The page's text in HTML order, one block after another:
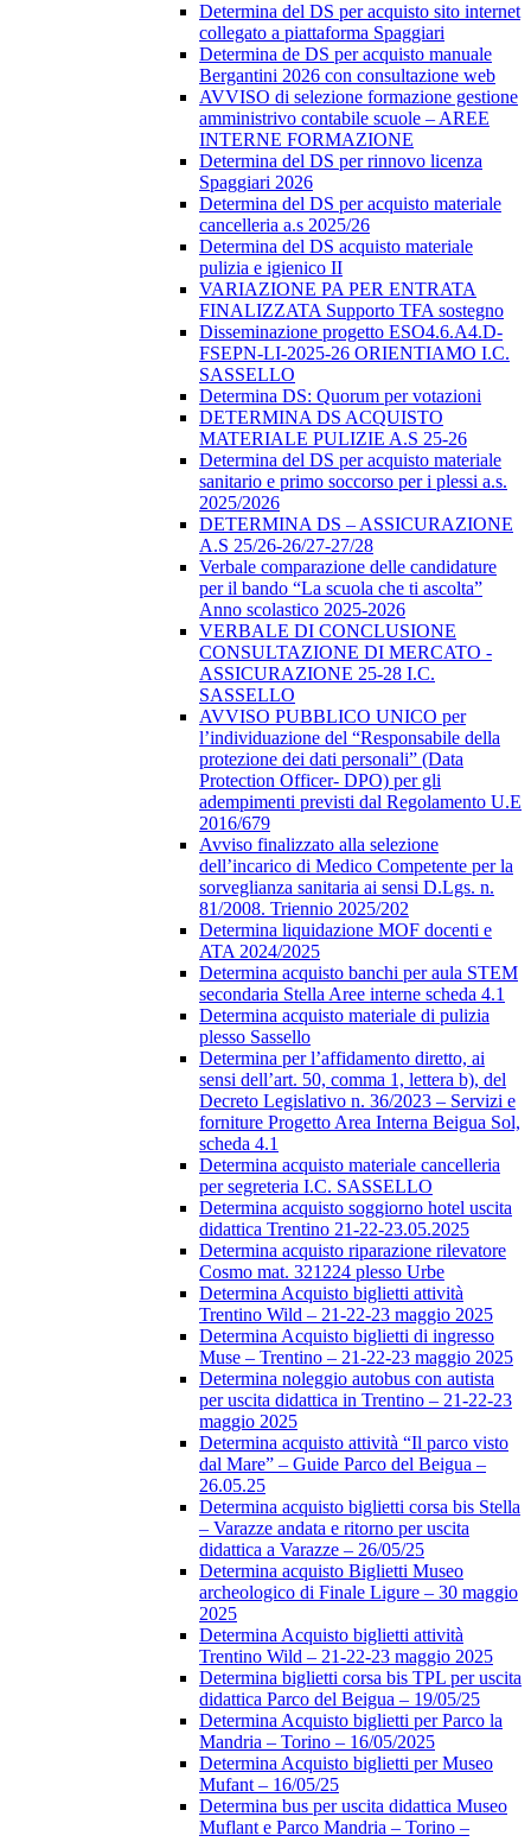
Determina del DS per acquisto sito internet
collegato a piattaforma Spaggiari
Determina de DS per acquisto manuale
Bergantini 2026 con consultazione web
AVVISO di selezione formazione gestione
amministrivo contabile scuole – AREE
INTERNE FORMAZIONE
Determina del DS per rinnovo licenza
Spaggiari 2026
Determina del DS per acquisto materiale
cancelleria a.s 2025/26
Determina del DS acquisto materiale
pulizia e igienico II
VARIAZIONE PA PER ENTRATA
FINALIZZATA Supporto TFA sostegno
Disseminazione progetto ESO4.6.A4.D-
FSEPN-LI-2025-26 ORIENTIAMO I.C.
SASSELLO
Determina DS: Quorum per votazioni
DETERMINA DS ACQUISTO
MATERIALE PULIZIE A.S 25-26
Determina del DS per acquisto materiale
sanitario e primo soccorso per i plessi a.s.
2025/2026
DETERMINA DS – ASSICURAZIONE
A.S 25/26-26/27-27/28
Verbale comparazione delle candidature
per il bando “La scuola che ti ascolta”
Anno scolastico 2025-2026
VERBALE DI CONCLUSIONE
CONSULTAZIONE DI MERCATO -
ASSICURAZIONE 25-28 I.C.
SASSELLO
AVVISO PUBBLICO UNICO per
l’individuazione del “Responsabile della
protezione dei dati personali” (Data
Protection Officer- DPO) per gli
adempimenti previsti dal Regolamento U.E
2016/679
Avviso finalizzato alla selezione
dell’incarico di Medico Competente per la
sorveglianza sanitaria ai sensi D.Lgs. n.
81/2008. Triennio 2025/202
Determina liquidazione MOF docenti e
ATA 2024/2025
Determina acquisto banchi per aula STEM
secondaria Stella Aree interne scheda 4.1
Determina acquisto materiale di pulizia
plesso Sassello
Determina per l’affidamento diretto, ai
sensi dell’art. 50, comma 1, lettera b), del
Decreto Legislativo n. 36/2023 – Servizi e
forniture Progetto Area Interna Beigua Sol,
scheda 4.1
Determina acquisto materiale cancelleria
per segreteria I.C. SASSELLO
Determina acquisto soggiorno hotel uscita
didattica Trentino 21-22-23.05.2025
Determina acquisto riparazione rilevatore
Cosmo mat. 321224 plesso Urbe
Determina Acquisto biglietti attività
Trentino Wild – 21-22-23 maggio 2025
Determina Acquisto biglietti di ingresso
Muse – Trentino – 21-22-23 maggio 2025
Determina noleggio autobus con autista
per uscita didattica in Trentino – 21-22-23
maggio 2025
Determina acquisto attività “Il parco visto
dal Mare” – Guide Parco del Beigua –
26.05.25
Determina acquisto biglietti corsa bis Stella
– Varazze andata e ritorno per uscita
didattica a Varazze – 26/05/25
Determina acquisto Biglietti Museo
archeologico di Finale Ligure – 30 maggio
2025
Determina Acquisto biglietti attività
Trentino Wild – 21-22-23 maggio 2025
Determina biglietti corsa bis TPL per uscita
didattica Parco del Beigua – 19/05/25
Determina Acquisto biglietti per Parco la
Mandria – Torino – 16/05/2025
Determina Acquisto biglietti per Museo
Mufant – 16/05/25
Determina bus per uscita didattica Museo
Muflant e Parco Mandria – Torino –